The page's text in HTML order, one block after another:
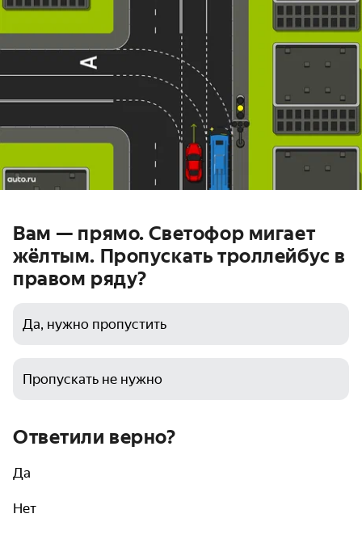
Вам — прямо. Светофор мигает
жёлтым. Пропускать троллейбус в
правом ряду?
Да, нужно пропустить
Пропускать не нужно
Ответили верно?
Да
Нет